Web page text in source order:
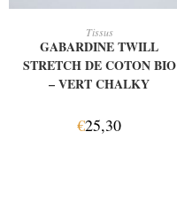
Tissus
GABARDINE TWILL
STRETCH DE COTON BIO
– VERT CHALKY
€25,30